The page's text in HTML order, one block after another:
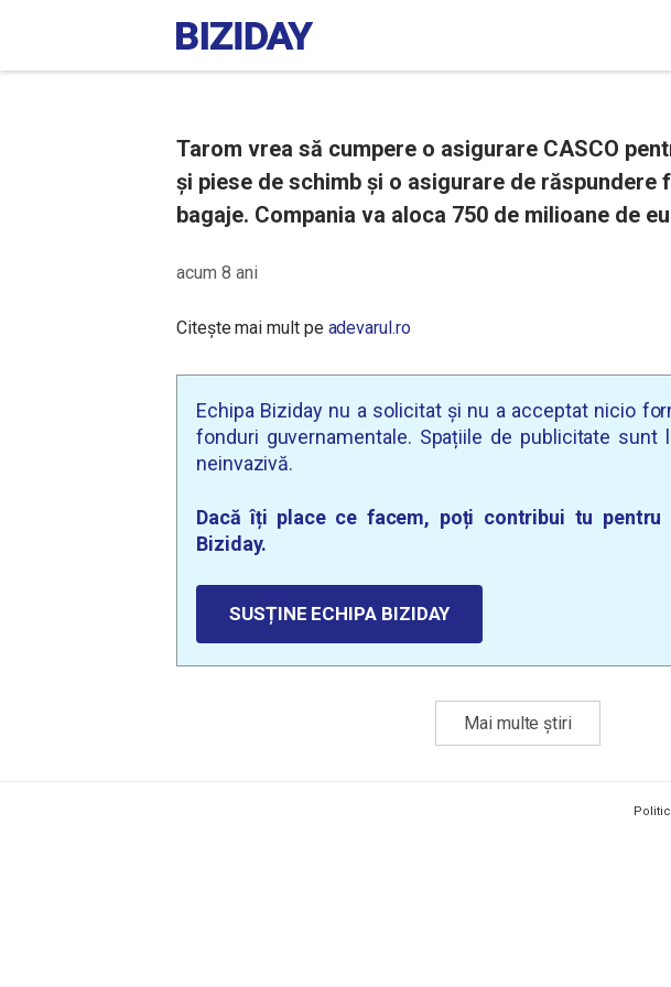
Tarom vrea să cumpere o asigurare CASCO
şi piese de schimb și o asigurare de răspundere
bagaje. Compania va aloca 750 de milioane de
acum 8 ani
Citește mai mult pe adevarul.ro
Echipa Biziday nu a solicitat și nu a acceptat nicio
fonduri guvernamentale. Spațiile de publicitate sunt
neinvazivă.
Dacă îți place ce facem, poți contribui tu pentru
Biziday.
SUSȚINE ECHIPA BIZIDAY
Mai multe știri